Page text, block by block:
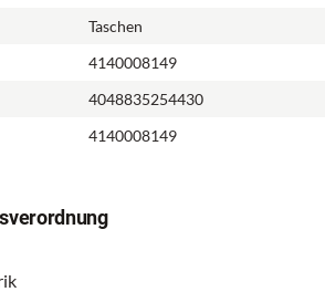
Taschen
4140008149
4048835254430
4140008149